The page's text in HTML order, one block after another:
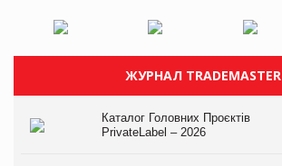
ЖУРНАЛ TRADEMASTER
Каталог Головних Проєктів
PrivateLabel – 2026